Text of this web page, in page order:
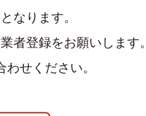
なります。
登録をお願いします。
せください。